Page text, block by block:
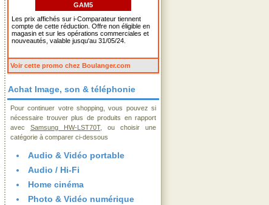
GAM5
Les prix affichés sur i-Comparateur tiennent
compte de cette réduction. Offre non éligible en
magasin et sur les opérations commerciales et
nouveautés, valable jusqu'au 31/05/24.
Voir cette promo chez Boulanger.com
Achat Image, son & téléphonie
Pour continuer votre shopping, vous pouvez si
nécessaire trouver plus de produits en rapport
avec Samsung HW-LST70T, ou choisir une
catégorie à comparer ci-dessous
Audio & Vidéo portable
Audio / Hi-Fi
Home cinéma
Photo & Vidéo numérique